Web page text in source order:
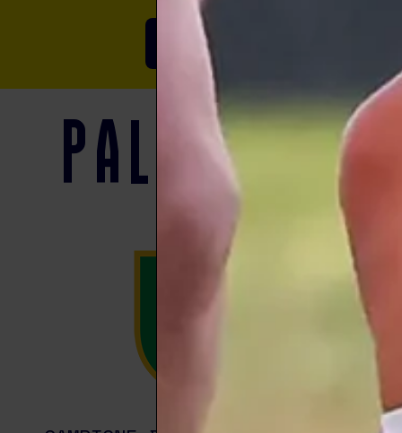
Scopri
Palmares